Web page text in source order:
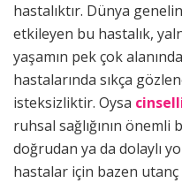
hastalıktır. Dünya
etkileyen bu hastalık,
yaşamın pek çok
hastalarında sıkça
isteksizliktir. Oysa
ruhsal sağlığının önemli
doğrudan ya da dolaylı
hastalar için bazen